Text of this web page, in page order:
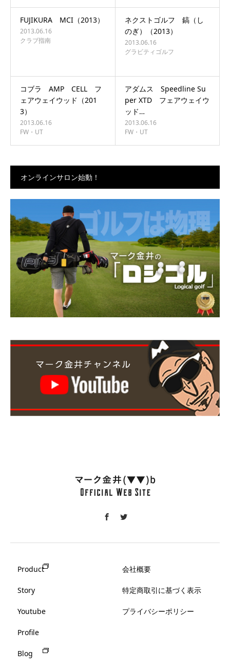
FUJIKURA MCI（2013）
2013.06.16
クラブ指南
ネクストゴルフ 鎬（し
のぎ）（2013）
2013.06.16
グラビティゴルフ
コブラ AMP CELL フ
ェアウェイウッド（201
3）
2013.06.16
FW・UT
アダムス Speedline Su
per XTD フェアウェイウ
ッド…
2013.06.16
FW・UT
オンラインサロン始動！
Product
Story
Youtube
Profile
Blog
会社概要
特定商取引に基づく表示
プライバシーポリシー